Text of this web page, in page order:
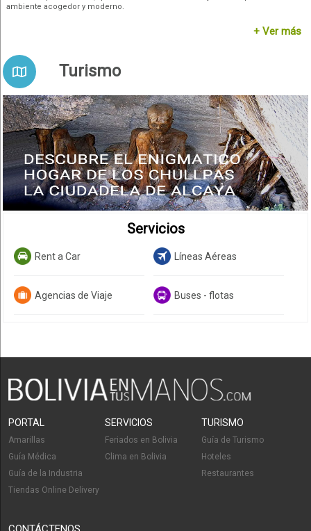
ambiente acogedor y moderno.
+ Ver más
Turismo
Servicios
Rent a Car Líneas Aéreas
Agencias de Viaje Buses - flotas
PORTAL
Amarillas
Guía Médica
Guía de la Industria
Tiendas Online Delivery
SERVICIOS
Feriados en Bolivia
Clima en Bolivia
TURISMO
Guía de Turismo
Hoteles
Restaurantes